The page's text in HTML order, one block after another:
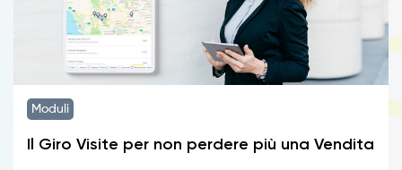
Moduli
Il Giro Visite per non perdere più una Vendita